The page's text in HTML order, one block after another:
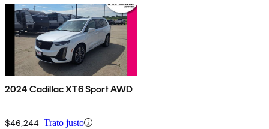
2024 Cadillac XT6 Sport AWD
$46,244 Trato justo